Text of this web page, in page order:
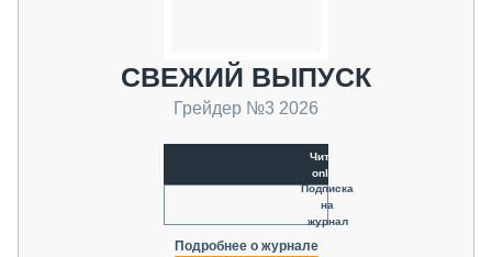
СВЕЖИЙ ВЫПУСК
Грейдер №3 2026
Читать
online
Подписка
на
журнал
Подробнее о журнале